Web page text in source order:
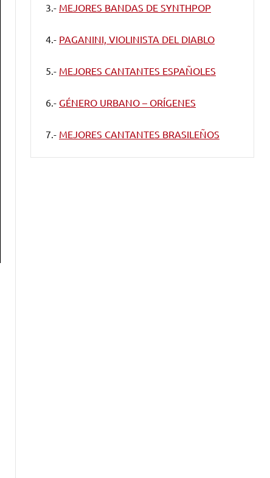
3.- MEJORES BANDAS DE SYNTHPOP
4.- PAGANINI, VIOLINISTA DEL DIABLO
5.- MEJORES CANTANTES ESPAÑOLES
6.- GÉNERO URBANO – ORÍGENES
7.- MEJORES CANTANTES BRASILEÑOS